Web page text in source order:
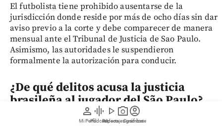
person
Mi Perfil
graphic_eq
Pódcast
play_arrow
Videos
photo_camera
Reportajes gráficos
account_circle
Suscríbete
El futbolista tiene prohibido ausentarse de la
jurisdicción donde reside por más de ocho días sin dar
aviso previo a la corte y debe comparecer de manera
mensual ante el Tribunal de Justicia de Sao Paulo.
Asimismo, las autoridades le suspendieron
formalmente la autorización para conducir.
¿De qué delitos acusa la justicia
brasileña al jugador del São Paulo?
La Secretaría de Seguridad Pública de São Paulo acusa